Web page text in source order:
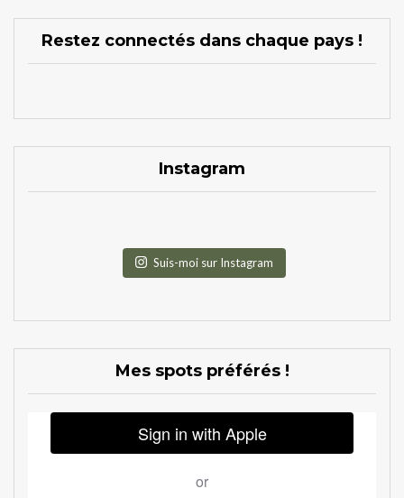
Restez connectés dans chaque pays !
Instagram
Suis-moi sur Instagram
Mes spots préférés !